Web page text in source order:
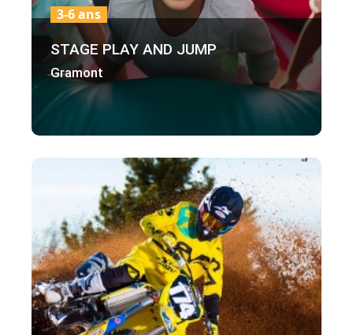
STAGE PLAY AND JUMP
Gramont
3-6 ans